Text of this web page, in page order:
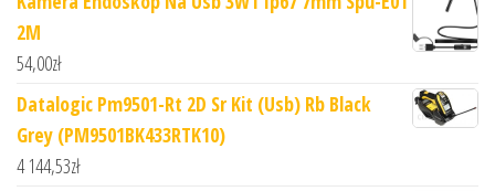
2M
54,00zł
Datalogic Pm9501-Rt 2D Sr Kit (Usb) Rb Black
Grey (PM9501BK433RTK10)
4 144,53zł